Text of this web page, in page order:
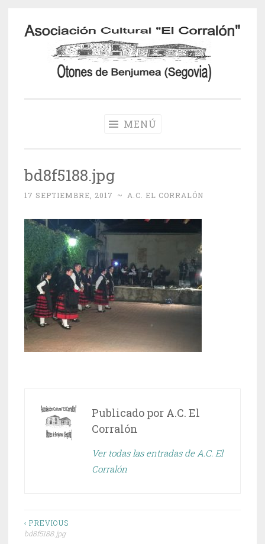
Saltar
contenido
MENÚ
bd8f5188.jpg
17 SEPTIEMBRE, 2017 ~ A.C. EL CORRALÓN
Publicado por A.C. El
Corralón
Ver todas las entradas de A.C. El
Corralón
Navegación
‹ PREVIOUS
bd8f5188.jpg